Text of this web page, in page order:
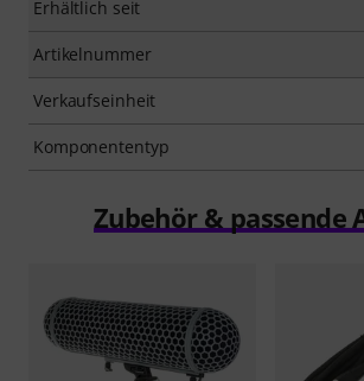
Erhältlich seit
Artikelnummer
Verkaufseinheit
Komponententyp
Zubehör & passende